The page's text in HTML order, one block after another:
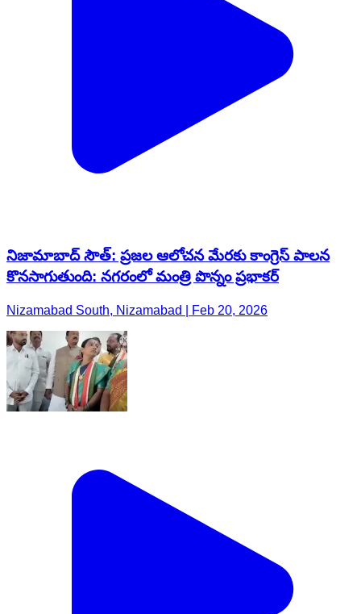
నిజామాబాద్ సౌత్: ప్రజల ఆలోచన మేరకు కాంగ్రెస్ పాలన
కొనసాగుతుంది: నగరంలో మంత్రి పొన్నం ప్రభాకర్
Nizamabad South, Nizamabad | Feb 20, 2026